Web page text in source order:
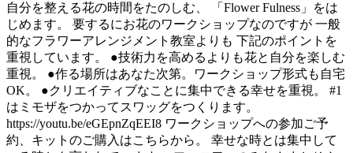
自分を整える花の時間をたのしむ、 「Flower Fulness」をは
じめます。 要するにお花のワークショップなのですが 一般
的なフラワーアレンジメント教室よりも 下記のポイントを
重視しています。 ●技術力を高めるよりも花と自分を楽しむ
重視。 ●作る場所はあなた次第。ワークショップ形式も自宅
OK。 ●クリエイティブなことに集中できる幸せを重視。 #1
はミモザをつかってスワッグをつくります。
https://youtu.be/eGEpnZqEEI8 ワークショップへの参加ご予
約、キットのご購入はこちらから。 幸せな時とは集中して